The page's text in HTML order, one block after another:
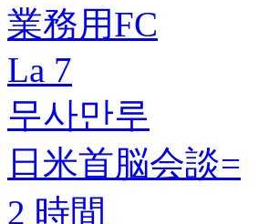
業務用FC
La 7
무사만루
日米首脳会談=
2 時間